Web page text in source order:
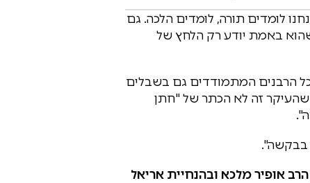
לומדים תורה, לומדים הלכה. גם
שהוא באמת יודע רק הלחץ של
הרבנים המתמודדים גם בשבלים
זה לא הכתר של "חתן
בבקשה".
של "חידון הלכה למעשה – 8", עם הגאון הרב אופיר מלכא ובהנחיית אריאל